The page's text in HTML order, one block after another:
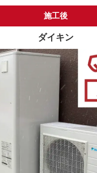
施工後
ダイキン